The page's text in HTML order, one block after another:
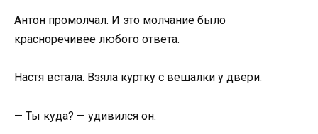
Антон промолчал. И это молчание было
красноречивее любого ответа.
Настя встала. Взяла куртку с вешалки у двери.
— Ты куда? — удивился он.